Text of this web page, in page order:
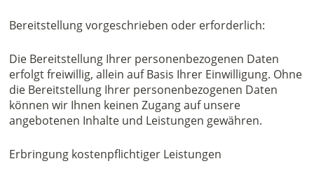
Bereitstellung vorgeschrieben oder erforderlich:
Die Bereitstellung Ihrer personenbezogenen Daten
erfolgt freiwillig, allein auf Basis Ihrer Einwilligung. Ohne
die Bereitstellung Ihrer personenbezogenen Daten
können wir Ihnen keinen Zugang auf unsere
angebotenen Inhalte und Leistungen gewähren.
Erbringung kostenpflichtiger Leistungen